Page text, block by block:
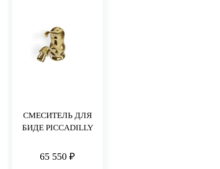
СМЕСИТЕЛЬ ДЛЯ
БИДЕ PICCADILLY
65 550 ₽